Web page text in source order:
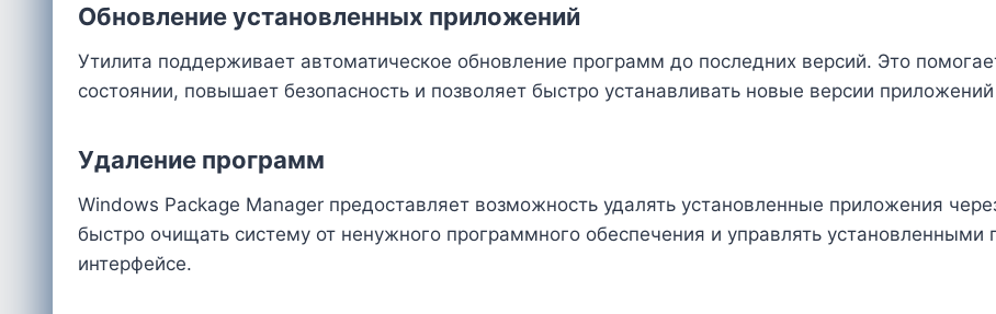
Обновление установленных приложений
Утилита поддерживает автоматическое обновление программ до последних версий. Это
состоянии, повышает безопасность и позволяет быстро устанавливать новые версии
Удаление программ
Windows Package Manager предоставляет возможность удалять установленные приложения
быстро очищать систему от ненужного программного обеспечения и управлять установленными
интерфейсе.